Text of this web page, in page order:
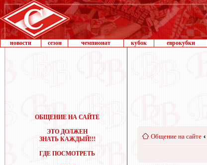
новости сезон чемпионат кубок еврокубки
ОБЩЕНИЕ НА САЙТЕ
ЭТО ДОЛЖЕН
ЗНАТЬ КАЖДЫЙ!!!
ГДЕ ПОСМОТРЕТЬ
Общение на сайте ‹